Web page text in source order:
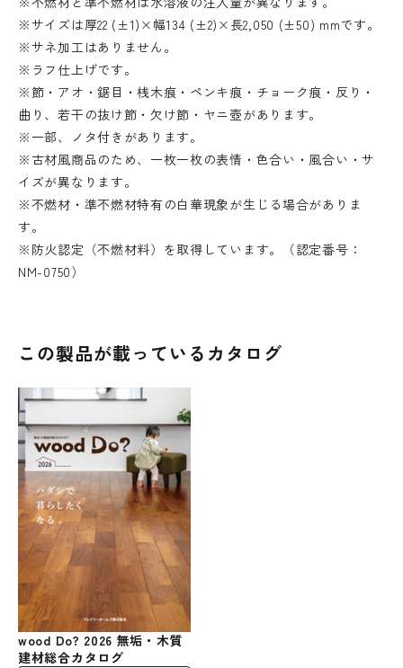
※サイズは厚22 (±1)×幅134 (±2)×長2,050 (±50) mmです。
※サネ加工はありません。
※ラフ仕上げです。
※節・アオ・鋸目・桟木痕・ペンキ痕・チョーク痕・反り・
曲り、若干の抜け節・欠け節・ヤニ壺があります。
※一部、ノタ付きがあります。
※古材風商品のため、一枚一枚の表情・色合い・風合い・サ
イズが異なります。
※不燃材・準不燃材特有の白華現象が生じる場合がありま
す。
※防火認定（不燃材料）を取得しています。（認定番号：
NM-0750）
この製品が載っているカタログ
wood Do? 2026 無垢・木質
建材総合カタログ